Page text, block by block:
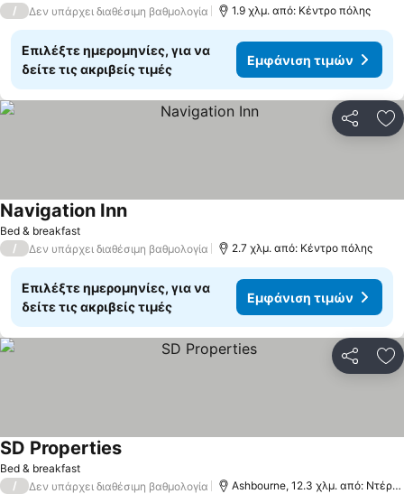
/ Δεν υπάρχει διαθέσιμη βαθμολογία 1.9 χλμ. από: Κέντρο πόλης
Επιλέξτε ημερομηνίες, για να
δείτε τις ακριβείς τιμές
Εμφάνιση τιμών
Bed & breakfast
Navigation InnΕμφάνιση τιμών
/ Δεν υπάρχει διαθέσιμη βαθμολογία 2.7 χλμ. από: Κέντρο πόλης
Επιλέξτε ημερομηνίες, για να
δείτε τις ακριβείς τιμές
Εμφάνιση τιμών
Bed & breakfast
SD PropertiesΕμφάνιση τιμών
/ Δεν υπάρχει διαθέσιμη βαθμολογία Ashbourne, 12.3 χλμ. από: